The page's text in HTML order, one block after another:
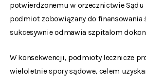
potwierdzonemu w orzecznictwie Sądu
podmiot zobowiązany do finansowania
sukcesywnie odmawia szpitalom
W konsekwencji, podmioty lecznicze
wieloletnie spory sądowe, celem